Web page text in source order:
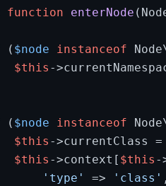
function enterNode (
( $node instanceof
$this -
( $node instanceof
$this ->currentClass
$this ->context[ $this -
'type'
=> 'class'